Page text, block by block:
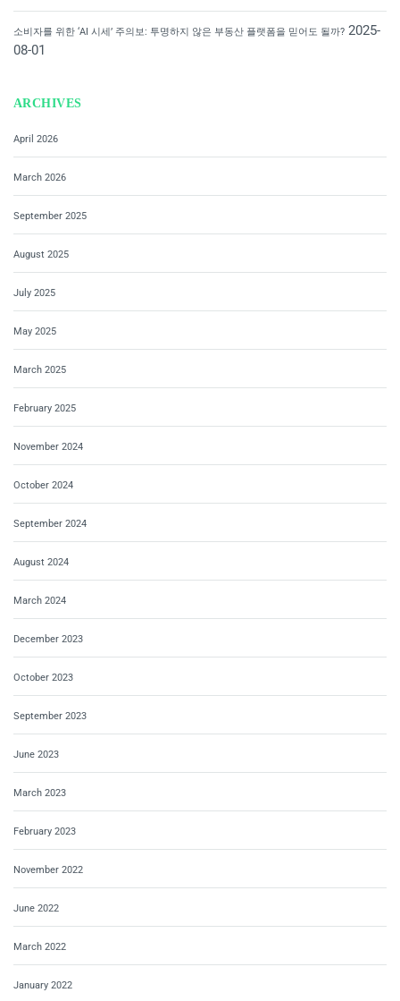
소비자를 위한 ‘AI 시세’ 주의보: 투명하지 않은 부동산 플랫폼을 믿어도 될까? 2025-
08-01
ARCHIVES
April 2026
March 2026
September 2025
August 2025
July 2025
May 2025
March 2025
February 2025
November 2024
October 2024
September 2024
August 2024
March 2024
December 2023
October 2023
September 2023
June 2023
March 2023
February 2023
November 2022
June 2022
March 2022
January 2022